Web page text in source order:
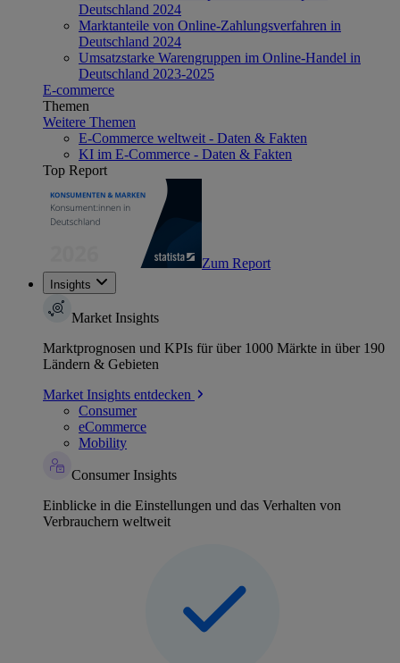
Deutschland 2024
Marktanteile von Online-Zahlungsverfahren in
Deutschland 2024
Umsatzstarke Warengruppen im Online-Handel in
Deutschland 2023-2025
E-commerce
Themen
Weitere Themen
E-Commerce weltweit - Daten & Fakten
KI im E-Commerce - Daten & Fakten
Top Report
Zum Report
Insights
Market Insights
Marktprognosen und KPIs für über 1000 Märkte in über 190
Ländern & Gebieten
Market Insights entdecken
Consumer
eCommerce
Mobility
Consumer Insights
Einblicke in die Einstellungen und das Verhalten von
Verbrauchern weltweit